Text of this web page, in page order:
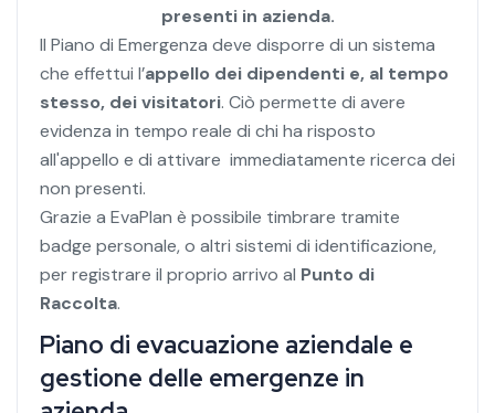
presenti in azienda.
Il Piano di Emergenza deve disporre di un sistema
che effettui l’appello dei dipendenti e, al tempo
stesso, dei visitatori. Ciò permette di avere
evidenza in tempo reale di chi ha risposto
all'appello e di attivare immediatamente ricerca dei
non presenti.
Grazie a EvaPlan è possibile timbrare tramite
badge personale, o altri sistemi di identificazione,
per registrare il proprio arrivo al Punto di
Raccolta.
Piano di evacuazione aziendale e
gestione delle emergenze in